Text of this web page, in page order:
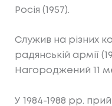
Росія (1957).
Служив на різних
радянській армії
Нагороджений 11
У 1984-1988 рр.